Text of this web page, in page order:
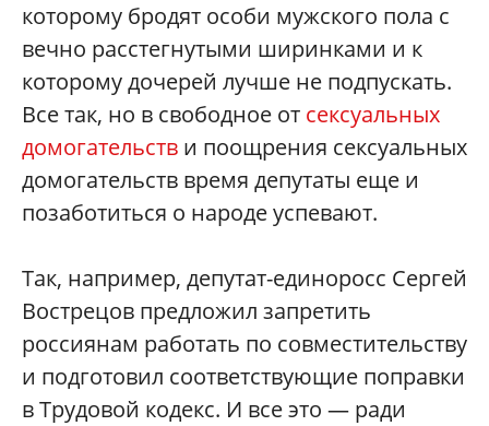
которому бродят особи мужского пола с
вечно расстегнутыми ширинками и к
которому дочерей лучше не подпускать.
Все так, но в свободное от сексуальных
домогательств и поощрения сексуальных
домогательств время депутаты еще и
позаботиться о народе успевают.
Так, например, депутат-единоросс Сергей
Вострецов предложил запретить
россиянам работать по совместительству
и подготовил соответствующие поправки
в Трудовой кодекс. И все это — ради